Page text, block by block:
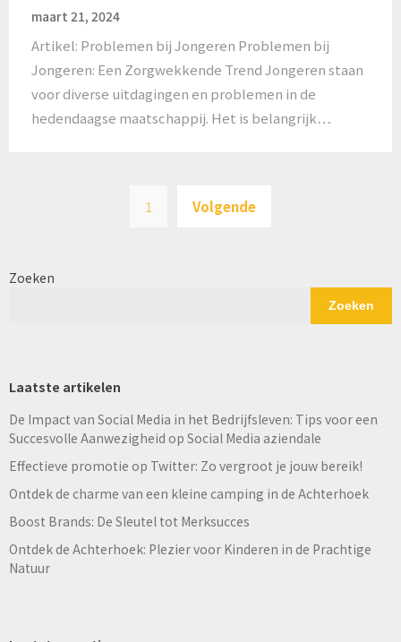
maart 21, 2024
Artikel: Problemen bij Jongeren Problemen bij
Jongeren: Een Zorgwekkende Trend Jongeren staan
voor diverse uitdagingen en problemen in de
hedendaagse maatschappij. Het is belangrijk…
pagination
1 Volgende
Zoeken
Zoeken
Laatste artikelen
De Impact van Social Media in het Bedrijfsleven: Tips voor een
Succesvolle Aanwezigheid op Social Media aziendale
Effectieve promotie op Twitter: Zo vergroot je jouw bereik!
Ontdek de charme van een kleine camping in de Achterhoek
Boost Brands: De Sleutel tot Merksucces
Ontdek de Achterhoek: Plezier voor Kinderen in de Prachtige
Natuur